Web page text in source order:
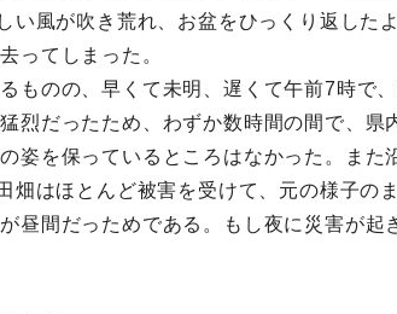
い風が吹き荒れ、お盆をひっくり返した
ってしまった。
ものの、早くて未明、遅くて午前7時で
烈だったため、わずか数時間の間で、
姿を保っているところはなかった。ま
畑はほとんど被害を受けて、元の様子の
昼間だっためである。もし夜に災害が